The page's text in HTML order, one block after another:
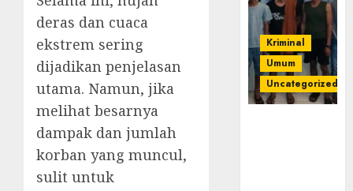
deras dan cuaca
ekstrem sering
dijadikan penjelasan
utama. Namun, jika
melihat besarnya
dampak dan jumlah
korban yang muncul,
sulit untuk
Kriminal
Umum
Uncategorized